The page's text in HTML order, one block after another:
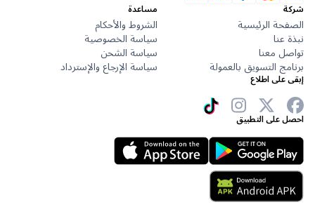
شركة
الصفحة الرئيسية
نبذة عنا
تواصل معنا
برنامج التسويق بالعمولة
مساعدة
الشروط والأحكام
سياسة الخصوصية
سياسة الشحن
سياسة الإرجاع والإسترداد
إبقى على اطلاع
احصل على التطبيق